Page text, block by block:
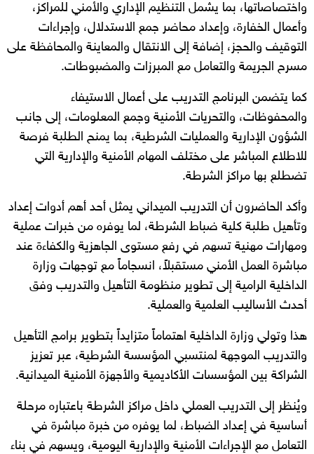
واختصاصاتها، بما يشمل التنظيم الإداري والأمني للمراكز،
وأعمال الخفارة، وإعداد محاضر جمع الاستدلال، وإجراءات
التوقيف والحجز، إضافة إلى الانتقال والمعاينة والمحافظة على
مسرح الجريمة والتعامل مع المبرزات والمضبوطات.
كما يتضمن البرنامج التدريب على أعمال الاستيفاء
والمحفوظات، والتحريات الأمنية وجمع المعلومات، إلى جانب
الشؤون الإدارية والعمليات الشرطية، بما يمنح الطلبة فرصة
للاطلاع المباشر على مختلف المهام الأمنية والإدارية التي
تضطلع بها مراكز الشرطة.
وأكد الحاضرون أن التدريب الميداني يمثل أحد أهم أدوات إعداد
وتأهيل طلبة كلية ضباط الشرطة، لما يوفره من خبرات عملية
ومهارات مهنية تسهم في رفع مستوى الجاهزية والكفاءة عند
مباشرة العمل الأمني مستقبلاً، انسجاماً مع توجهات وزارة
الداخلية الرامية إلى تطوير منظومة التأهيل والتدريب وفق
أحدث الأساليب العلمية والعملية.
هذا وتولي وزارة الداخلية اهتماماً متزايداً بتطوير برامج التأهيل
والتدريب الموجهة لمنتسبي المؤسسة الشرطية، عبر تعزيز
الشراكة بين المؤسسات الأكاديمية والأجهزة الأمنية الميدانية.
ويُنظر إلى التدريب العملي داخل مراكز الشرطة باعتباره مرحلة
أساسية في إعداد الضباط، لما يوفره من خبرة مباشرة في
التعامل مع الإجراءات الأمنية والإدارية اليومية، ويسهم في بناء